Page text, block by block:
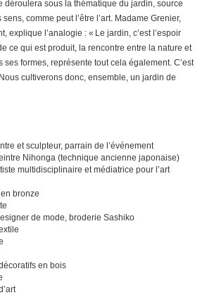
déroulera sous la thématique du jardin, source
comme peut l’être l’art. Madame Grenier,
explique l’analogie : « Le jardin, c’est l’espoir
ce qui est produit, la rencontre entre la nature et
ses formes, représente tout cela également. C’est
cultiverons donc, ensemble, un jardin de
et sculpteur, parrain de l’événement
Nihonga (technique ancienne japonaise)
multidisciplinaire et médiatrice pour l’art
bronze
de mode, broderie Sashiko
en bois